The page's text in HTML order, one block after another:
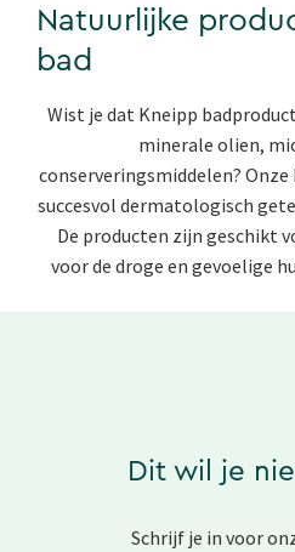
Natuurlijke
bad
Wist je dat Kneipp
minerale olien,
conserveringsmiddelen?
succesvol dermatologisch
De producten zijn geschikt
voor de droge en gevoelige
Dit wil je
Schrijf je in voor